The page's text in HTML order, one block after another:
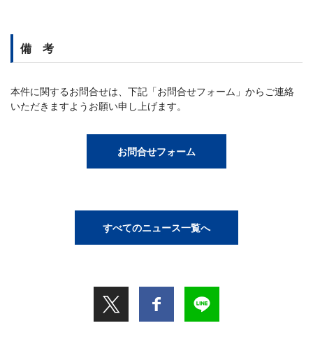
備 考
本件に関するお問合せは、下記「お問合せフォーム」からご連絡
いただきますようお願い申し上げます。
お問合せフォーム
すべてのニュース一覧へ